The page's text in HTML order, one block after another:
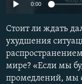
ПОБЕДИТЕЛЕЙ НЕ
ELIFBE
УКРАИНСКАЯ
ПРИСОЕДИНЯЙТЕСЬ!
Все сайты RFE/
Auto
0:00
Стоит ли ждать
ухудшения
мире? «Если мы
промедлений, мы